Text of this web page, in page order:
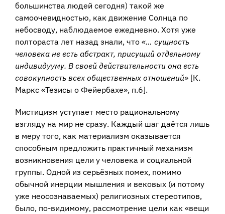
большинства людей сегодня) такой же
самоочевидностью, как движение Солнца по
небосводу, наблюдаемое ежедневно. Хотя уже
полтораста лет назад знали, что «… сущность
человека не есть абстракт, присущий отдельному
индивидууму. В своей действительности она есть
совокупность всех общественных отношений» [К.
Маркс «Тезисы о Фейербахе», п.6].
Мистицизм уступает место рациональному
взгляду на мир не сразу. Каждый шаг даётся лишь
в меру того, как материализм оказывается
способным предложить практичный механизм
возникновения цели у человека и социальной
группы. Одной из серьёзных помех, помимо
обычной инерции мышления и вековых (и потому
уже неосознаваемых) религиозных стереотипов,
было, по-видимому, рассмотрение цели как «вещи